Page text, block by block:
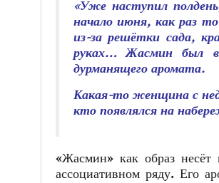
«Уже наступил
начало июня, как раз
из-за решётки сада,
руках… Жасмин был
дурманящего аромата.
Какая-то женщина с
кто появлялся на
«Жасмин» как образ
ассоциативном ряду. Его